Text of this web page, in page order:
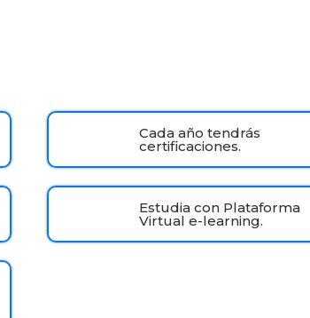
Cada año tendrás
certificaciones.
Estudia con Plataforma
Virtual e-learning.